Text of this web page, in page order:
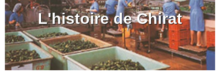
L'histoire de Chirat